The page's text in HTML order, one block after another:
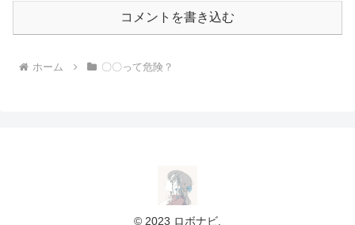
コメントを書き込む
ホーム 〇〇って危険？
© 2023 ロボナビ.